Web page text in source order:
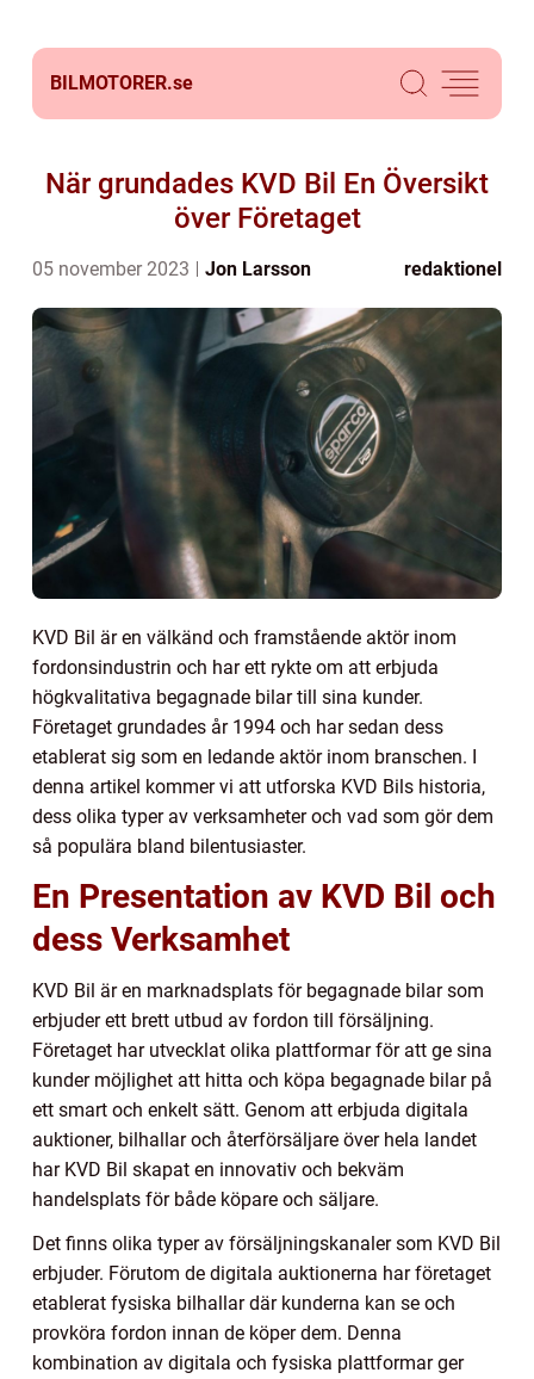
BILMOTORER.se
När grundades KVD Bil En Översikt
över Företaget
05 november 2023 Jon Larsson redaktionel
KVD Bil är en välkänd och framstående aktör inom
fordonsindustrin och har ett rykte om att erbjuda
högkvalitativa begagnade bilar till sina kunder.
Företaget grundades år 1994 och har sedan dess
etablerat sig som en ledande aktör inom branschen. I
denna artikel kommer vi att utforska KVD Bils historia,
dess olika typer av verksamheter och vad som gör dem
så populära bland bilentusiaster.
En Presentation av KVD Bil och
dess Verksamhet
KVD Bil är en marknadsplats för begagnade bilar som
erbjuder ett brett utbud av fordon till försäljning.
Företaget har utvecklat olika plattformar för att ge sina
kunder möjlighet att hitta och köpa begagnade bilar på
ett smart och enkelt sätt. Genom att erbjuda digitala
auktioner, bilhallar och återförsäljare över hela landet
har KVD Bil skapat en innovativ och bekväm
handelsplats för både köpare och säljare.
Det finns olika typer av försäljningskanaler som KVD Bil
erbjuder. Förutom de digitala auktionerna har företaget
etablerat fysiska bilhallar där kunderna kan se och
provköra fordon innan de köper dem. Denna
kombination av digitala och fysiska plattformar ger